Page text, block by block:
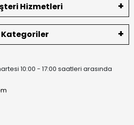
Hizmetleri
Kategoriler
10:00 - 17:00 saatleri arasında